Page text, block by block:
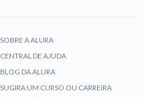
SOBRE A ALURA
CENTRAL DE AJUDA
BLOG DA ALURA
SUGIRA UM CURSO OU CARREIRA